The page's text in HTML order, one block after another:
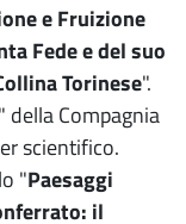
e Fruizione
Fede e del suo
Torinese".
Compagnia
scientifico.
"Paesaggi
il